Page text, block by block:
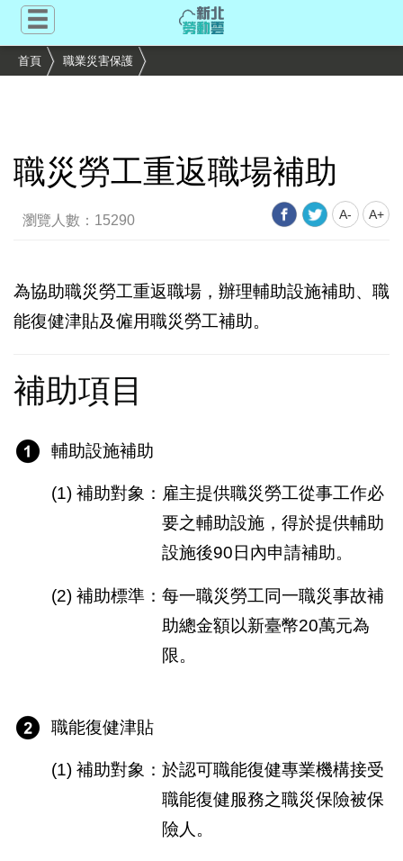
要
首頁 職業災害保護
職災勞工重返職場補助
瀏覽人數：15290 A- A+
為協助職災勞工重返職場，辦理輔助設施補助、職
能復健津貼及僱用職災勞工補助。
補助項目
輔助設施補助
(1) 補助對象：雇主提供職災勞工從事工作必
要之輔助設施，得於提供輔助
設施後90日內申請補助。
(2) 補助標準：每一職災勞工同一職災事故補
助總金額以新臺幣20萬元為
限。
職能復健津貼
(1) 補助對象：於認可職能復健專業機構接受
職能復健服務之職災保險被保
險人。